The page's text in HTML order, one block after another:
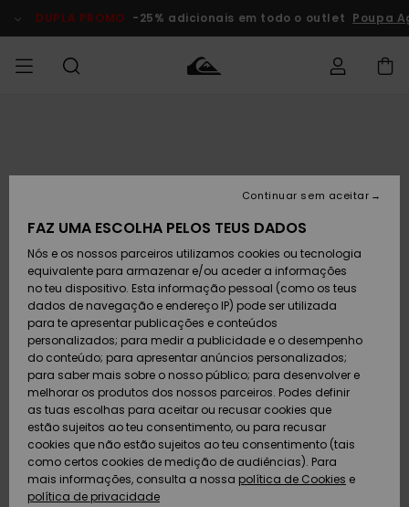
do
DUPLA PROMO -25% adicionais em todo o outlet Poupa
Calçado e
chinelos
Surfe/água
Snow
Artigos
recém-
chegados
MENINO
Calçado e
chinelos
Surfe/água
Neve
Artigos
recém-
chegados
MULHER
chegados
Highlights
Snow
SURF
Crianças
Highlights
Community
SNOW
Artigos
Criança
Snow Shop
Feminino
Highlights
Community
DUPLA
PROMO
Criança
Outlet
Mulher
AJUDA
Devoluções
Pagamento
Cartão
presente
Quiksilver
Freedom
Protecção de
dados
SUSTAINABILITY
FAZ UMA ESCOLHA PELOS TEUS DADOS
Nós e os nossos parceiros utilizamos cookies ou tecnologia
equivalente para armazenar e/ou aceder a informações
no teu dispositivo. Esta informação pessoal (como os teus
dados de navegação e endereço IP) pode ser utilizada
para te apresentar publicações e conteúdos
personalizados; para medir a publicidade e o desempenho
do conteúdo; para apresentar anúncios personalizados;
para saber mais sobre o nosso público; para desenvolver e
melhorar os produtos dos nossos parceiros. Podes definir
as tuas escolhas para aceitar ou recusar cookies que
estão sujeitos ao teu consentimento, ou para recusar
cookies que não estão sujeitos ao teu consentimento (tais
como certos cookies de medição de audiências). Para
mais informações, consulta a nossa política de Cookies e
política de privacidade
Continuar sem aceitar